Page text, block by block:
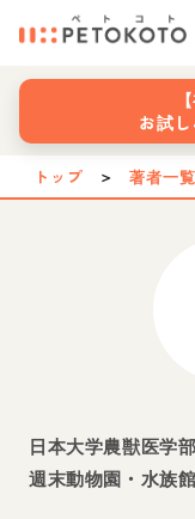
お試
トップ ＞ 著者一覧
日本大学農獣医学
週末動物園・水族